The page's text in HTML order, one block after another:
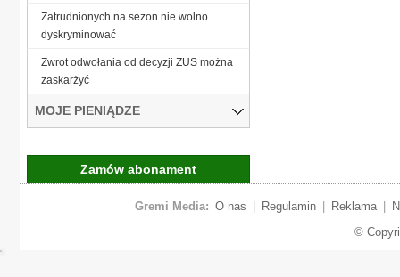
Zatrudnionych na sezon nie wolno
dyskryminować
Zwrot odwołania od decyzji ZUS można
zaskarżyć
MOJE PIENIĄDZE
Zamów abonament
Gremi Media: O nas Regulamin Reklama
©